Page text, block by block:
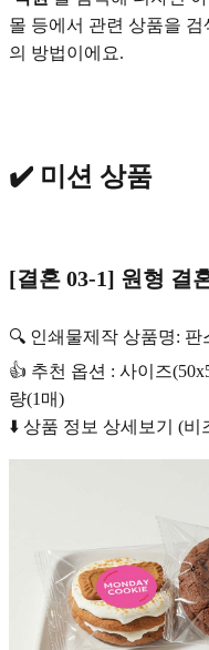
몰 등에서 관련 상품을
의 방법이에요.
✔️ 미션 상품
[결혼 03-1] 원형 결
🔍 인쇄물제작 상품명: 판
👍 추천 옵션 : 사이즈
량(1매)
⬇️ 상품 정보 상세보기 (비